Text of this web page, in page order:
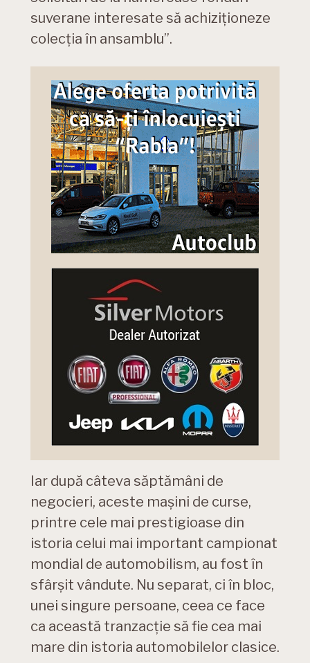
suverane interesate să achiziționeze
colecția în ansamblu”.
Iar după câteva săptămâni de
negocieri, aceste mașini de curse,
printre cele mai prestigioase din
istoria celui mai important campionat
mondial de automobilism, au fost în
sfârșit vândute. Nu separat, ci în bloc,
unei singure persoane, ceea ce face
ca această tranzacție să fie cea mai
mare din istoria automobilelor clasice.